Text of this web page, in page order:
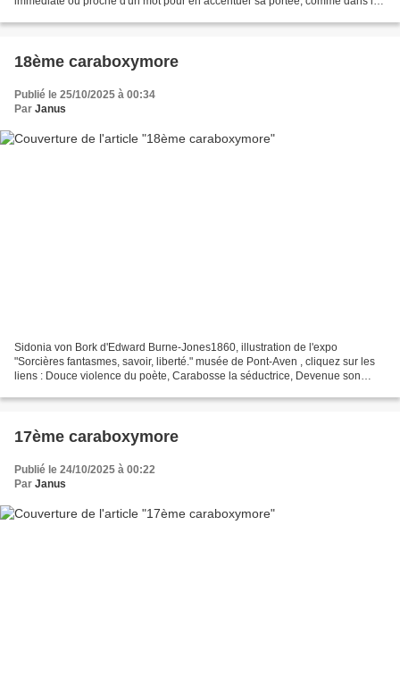
18ème caraboxymore
Publié le 25/10/2025 à 00:34
Par Janus
Sidonia von Bork d'Edward Burne-Jones1860, illustration de l'expo
"Sorcières fantasmes, savoir, liberté." musée de Pont-Aven , cliquez sur les
liens : Douce violence du poète, Carabosse la séductrice, Devenue son
17ème caraboxymore
Publié le 24/10/2025 à 00:22
Par Janus